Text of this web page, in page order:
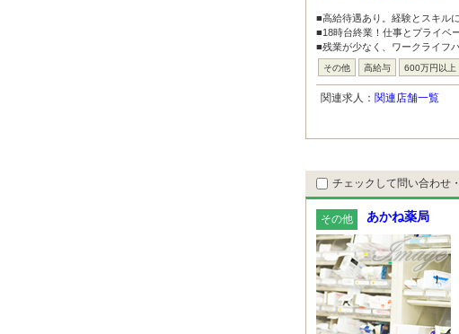
■高給待遇あり。経験とスキル
■18時台終業！仕事とプライベ
■残業が少なく、ワークライフ
その他 高給与 600万円以上
関連求人： 関連店舗一覧
チェックして問い合わせ
その他 あかね薬局